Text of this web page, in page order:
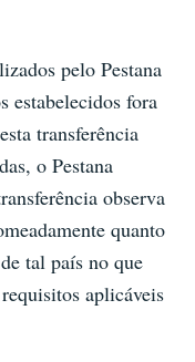
pelo Pestana
estabelecidos fora
transferência
o Pestana
observa
quanto
tal país no que
aplicáveis